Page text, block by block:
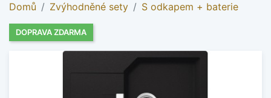
Domů Zvýhodněné sety S odkapem + baterie
DOPRAVA ZDARMA